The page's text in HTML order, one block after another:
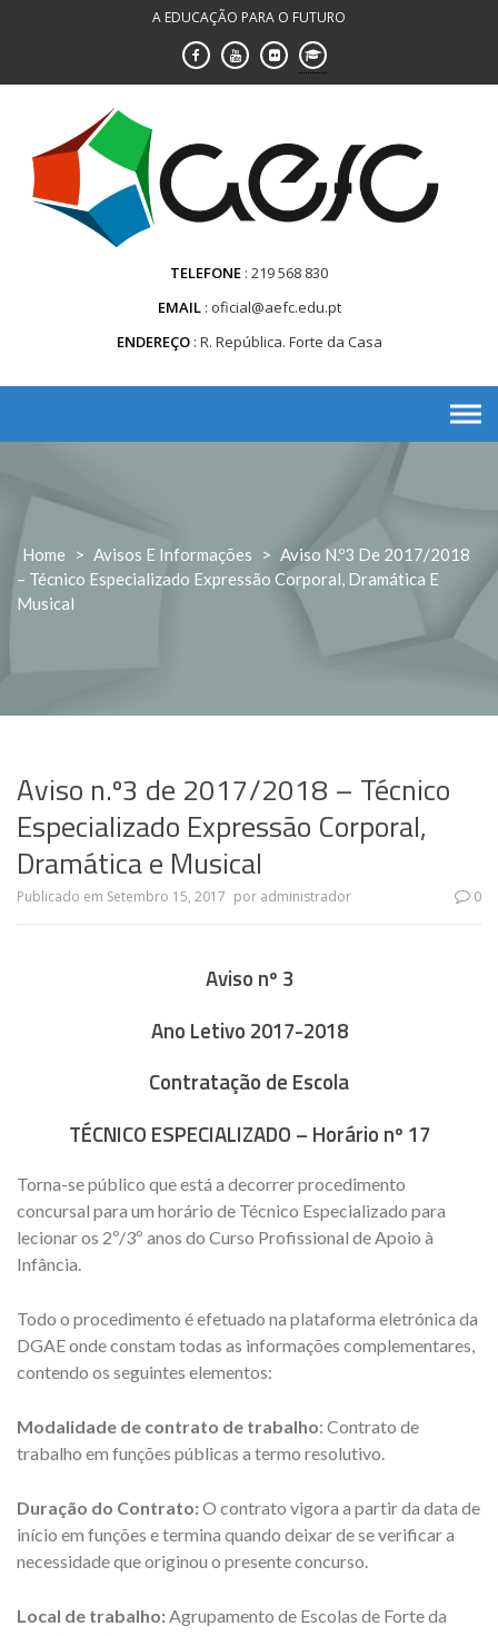
A EDUCAÇÃO PARA O FUTURO
TELEFONE 219 568 830
EMAIL oficial@aefc.edu.pt
ENDEREÇO R. República. Forte da Casa
Home > Avisos E Informações > Aviso N.º3 De 2017/2018
– Técnico Especializado Expressão Corporal, Dramática E
Musical
Aviso n.º3 de 2017/2018 – Técnico
Especializado Expressão Corporal,
Dramática e Musical
Publicado em Setembro 15, 2017 por administrador 0
Aviso nº 3
Ano Letivo 2017-2018
Contratação de Escola
TÉCNICO ESPECIALIZADO – Horário nº 17
Torna-se público que está a decorrer procedimento
concursal para um horário de Técnico Especializado para
lecionar os 2º/3º anos do Curso Profissional de Apoio à
Infância.
Todo o procedimento é efetuado na plataforma eletrónica da
DGAE onde constam todas as informações complementares,
contendo os seguintes elementos:
Modalidade de contrato de trabalho: Contrato de
trabalho em funções públicas a termo resolutivo.
Duração do Contrato:O contrato vigora a partir da data de
início em funções e termina quando deixar de se verificar a
necessidade que originou o presente concurso.
Local de trabalho: Agrupamento de Escolas de Forte da